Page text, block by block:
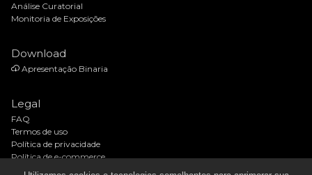
Análise Curatorial
Monitoria de Exposições
Download
Apresentação Binaria
Legal
FAQ
Termos de uso
Política de privacidade
Política de e-commerce